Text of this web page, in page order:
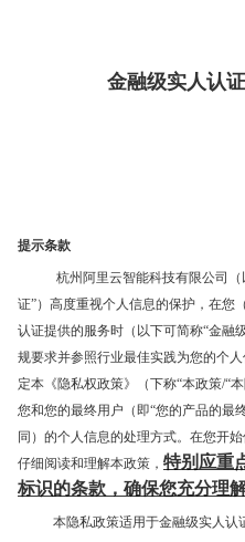
金融级实人认
提示条款
杭州阿里云智能科技有限公司
证”）高度重视个人信息的保护，在您
认证提供的服务时（以下可简称“金融
规要求并参照行业最佳实践为您的个
定本《隐私权政策》（下称“本政策/“
您和您的最终用户（即“您的产品的最
同）的个人信息的处理方式。在您开
仔细阅读和理解本政策， 特别应重
标识的条款，确保您充分理
本隐私政策适用于金融级实人认